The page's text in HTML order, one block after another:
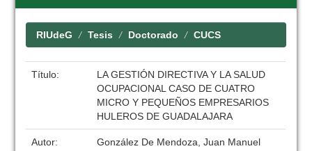
RIUdeG Tesis Doctorado CUCS
Título:
LA GESTIÓN DIRECTIVA Y LA SALUD
OCUPACIONAL CASO DE CUATRO
MICRO Y PEQUEÑOS EMPRESARIOS
HULEROS DE GUADALAJARA
Autor: González De Mendoza, Juan Manuel